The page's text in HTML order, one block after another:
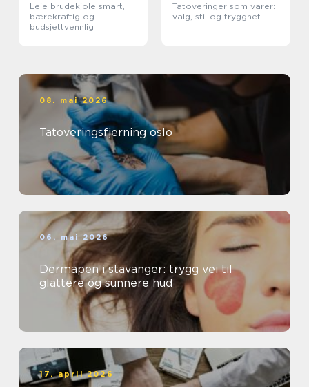
Leie brudekjole smart,
bærekraftig og
budsjettvennlig
Tatoveringer som varer:
valg, stil og trygghet
08. mai 2026
Tatoveringsfjerning oslo
06. mai 2026
Dermapen i stavanger: trygg vei til
glattere og sunnere hud
17. april 2026